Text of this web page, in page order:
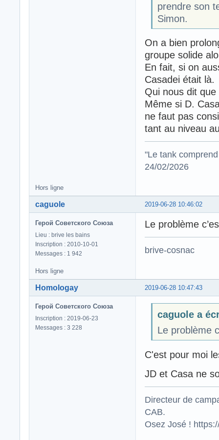
prendre son
Simon.
On a bien
groupe solide
En fait, si on
Casadei était là.
Qui nous dit
Même si D.
ne faut pas
tant au niveau
"Le tank
24/02/2026
Hors ligne
2019-06-28 10:46:02
caguole
Герой Советского Союза
Lieu : brive les bains
Inscription : 2010-10-01
Messages : 1 942
Le problème
brive-cosnac
Hors ligne
2019-06-28 10:47:43
Homologay
Герой Советского Союза
Inscription : 2019-06-23
Messages : 3 228
caguole a
Le problème
C'est pour moi
JD et Casa ne
Directeur de
CAB.
Osez José !